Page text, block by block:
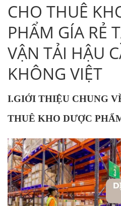
CHO THUÊ
PHẨM GÍA RẺ
VẬN TẢI HẬU
KHÔNG VIỆT
I.GIỚI THIỆU CHUNG
THUÊ KHO DƯỢC